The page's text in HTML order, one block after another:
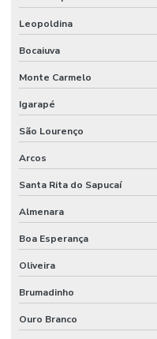
Leopoldina
Bocaiuva
Monte Carmelo
Igarapé
São Lourenço
Arcos
Santa Rita do Sapucaí
Almenara
Boa Esperança
Oliveira
Brumadinho
Ouro Branco